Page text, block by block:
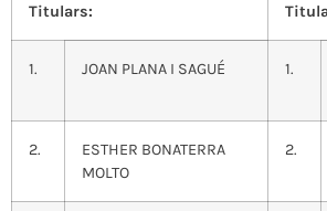
Titulars:
1. JOAN PLANA I SAGUÉ 1.
2.
ESTHER BONATERRA
MOLTO
2.